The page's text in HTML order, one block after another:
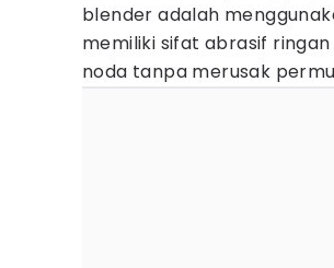
blender adalah
memiliki sifat abrasif
noda tanpa merusak